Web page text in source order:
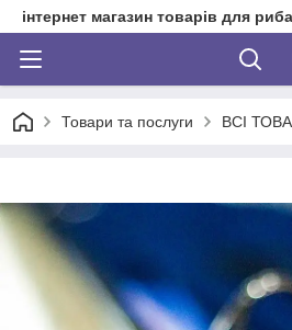
інтернет магазин товарів для
Товари та послуги ВСІ